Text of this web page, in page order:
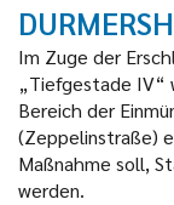
Im Zuge der
„Tiefgestade IV“
Bereich der
(Zeppelinstraße)
Maßnahme soll,
werden.